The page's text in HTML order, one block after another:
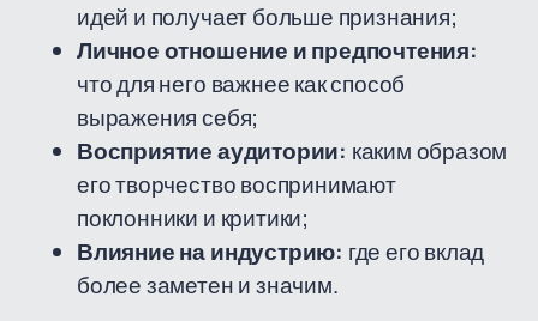
идей и получает больше признания;
Личное отношение и предпочтения:
что для него важнее как способ
выражения себя;
Восприятие аудитории: каким образом
его творчество воспринимают
поклонники и критики;
Влияние на индустрию: где его вклад
более заметен и значим.